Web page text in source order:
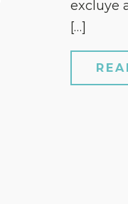
excluye
[…]